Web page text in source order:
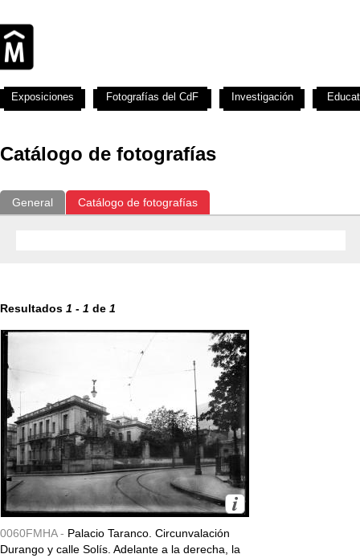
Catálogo de fotografías
General Catálogo de fotografías
Resultados 1 - 1 de 1
0060FMHA - Palacio Taranco. Circunvalación
Durango y calle Solís. Adelante a la derecha, la
Exposiciones Fotografías del CdF Investigación